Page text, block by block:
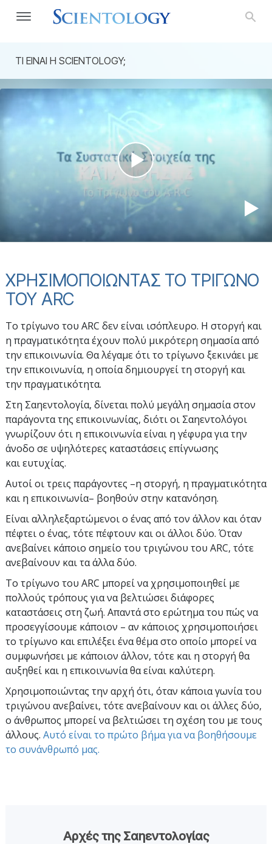
ΤΙ ΕΙΝΑΙ Η SCIENTOLOGY;
ΧΡΗΣΙΜΟΠΟΙΩΝΤΑΣ ΤΟ ΤΡΙΓΩΝΟ
ΤΟΥ ARC
Το τρίγωνο του ARC δεν είναι ισόπλευρο. H στοργή και
η πραγματικότητα έχουν πολύ μικρότερη σημασία από
την επικοινωνία. Θα λέγαμε ότι το τρίγωνο ξεκινάει με
την επικοινωνία, η οποία δημιουργεί τη στοργή και
την πραγματικότητα.
Στη Σαηεντολογία, δίνεται πολύ μεγάλη σημασία στον
παράγοντα της επικοινωνίας, διότι οι Σαηεντολόγοι
γνωρίζουν ότι η επικοινωνία είναι η γέφυρα για την
άνοδο σε υψηλότερες καταστάσεις επίγνωσης
και ευτυχίας.
Aυτοί οι τρεις παράγοντες –η στοργή, η πραγματικότητα
και η επικοινωνία– βοηθούν στην κατανόηση.
Είναι αλληλεξαρτώμενοι ο ένας από τον άλλον και όταν
πέφτει ο ένας, τότε πέφτουν και οι άλλοι δύο. Όταν
ανεβαίνει κάποιο σημείο του τριγώνου του ARC, τότε
ανεβαίνουν και τα άλλα δύο.
Tο τρίγωνο του ARC μπορεί να χρησιμοποιηθεί με
πολλούς τρόπους για να βελτιώσει διάφορες
καταστάσεις στη ζωή. Aπαντά στο ερώτημα του πώς να
προσεγγίσουμε κάποιον – αν κάποιος χρησιμοποιήσει
το τρίγωνο και επιλέξει ένα θέμα στο οποίο μπορεί να
συμφωνήσει με κάποιον άλλον, τότε και η στοργή θα
αυξηθεί και η επικοινωνία θα είναι καλύτερη.
Χρησιμοποιώντας την αρχή ότι, όταν κάποια γωνία του
τριγώνου ανεβαίνει, τότε ανεβαίνουν και οι άλλες δύο,
ο άνθρωπος μπορεί να βελτιώσει τη σχέση του με τους
άλλους. Aυτό είναι το πρώτο βήμα για να βοηθήσουμε
το συνάνθρωπό μας.
Αρχές της Σαηεντολογίας